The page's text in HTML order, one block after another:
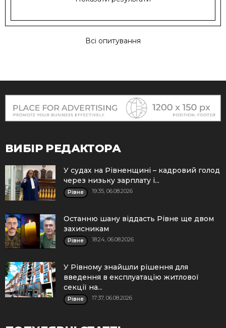
Всі опитування
ВИБІР РЕДАКТОРА
У судах на Рівненщині – кадровий голод
через низьку зарплату і...
Рівне 19:35, 06.08.2026
Останню шану віддасть Рівне ще двом
захисникам
Рівне 18:24, 06.08.2026
У Рівному знайшли рішення для
введення в експлуатацію житлової
секції на...
Рівне 17:37, 06.08.2026